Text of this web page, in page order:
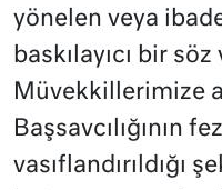
yönelen veya
baskılayıcı bir
Müvekkillerimize
Başsavcılığının
vasıflandırıldığı